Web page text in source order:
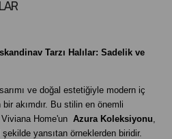
Tarzı Halılar: Sadelik ve
ve doğal estetiğiyle modern iç
akımdır. Bu stilin en önemli
Viviana Home'un Azura Koleksiyonu
şekilde yansıtan örneklerden biridir.